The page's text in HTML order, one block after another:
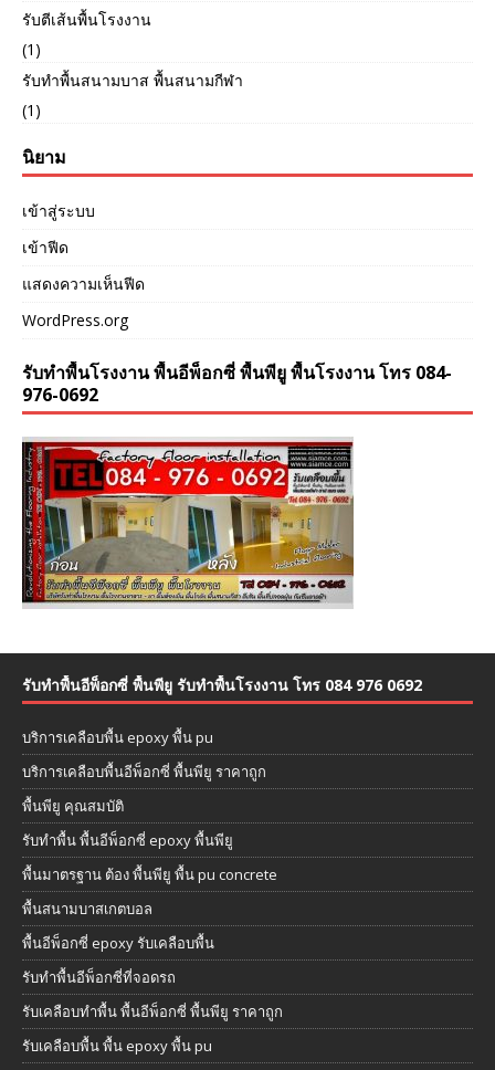
รับตีเส้นพื้นโรงงาน
(1)
รับทำพื้นสนามบาส พื้นสนามกีฬา
(1)
นิยาม
เข้าสู่ระบบ
เข้าฟีด
แสดงความเห็นฟีด
WordPress.org
รับทำพื้นโรงงาน พื้นอีพ็อกซี่ พื้นพียู พื้นโรงงาน โทร 084-
976-0692
รับทำพื้นอีพ็อกซี่ พื้นพียู รับทำพื้นโรงงาน โทร 084 976 0692
บริการเคลือบพื้น epoxy พื้น pu
บริการเคลือบพื้นอีพ็อกซี่ พื้นพียู ราคาถูก
พื้นพียู คุณสมบัติ
รับทำพื้น พื้นอีพ็อกซี่ epoxy พื้นพียู
พื้นมาตรฐาน ต้อง พื้นพียู พื้น pu concrete
พื้นสนามบาสเกตบอล
พื้นอีพ็อกซี่ epoxy รับเคลือบพื้น
รับทำพื้นอีพ็อกซี่ที่จอดรถ
รับเคลือบทำพื้น พื้นอีพ็อกซี่ พื้นพียู ราคาถูก
รับเคลือบพื้น พื้น epoxy พื้น pu